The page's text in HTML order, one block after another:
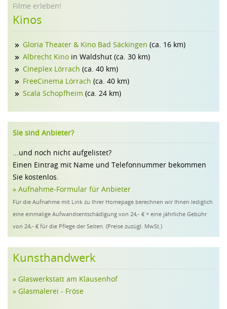
Filme erleben!
Kinos
Gloria Theater & Kino Bad Säckingen (ca. 16 km)
Albrecht Kino in Waldshut (ca. 30 km)
Cineplex Lörrach (ca. 40 km)
FreeCinema Lörrach (ca. 40 km)
Scala Schopfheim (ca. 24 km)
Sie sind Anbieter?
...und noch nicht aufgelistet?
Einen Eintrag mit Name und Telefonnummer bekommen
Sie kostenlos.
» Aufnahme-Formular für Anbieter
Für die Aufnahme mit Link zu Ihrer Homepage berechnen wir Ihnen lediglich
eine einmalige Aufwandsentschädigung von 24,- € + eine jährliche Gebühr
von 24,- € für die Pflege der Seiten. (Preise zuzügl. MwSt.)
Kunsthandwerk
» Glaswerkstatt am Klausenhof
» Glasmalerei - Fröse